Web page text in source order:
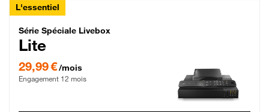
L'essentiel
Série Spéciale Livebox Lite Fibre
Série Spéciale Livebox
Lite
29,99 €/mois
Engagement 12 mois